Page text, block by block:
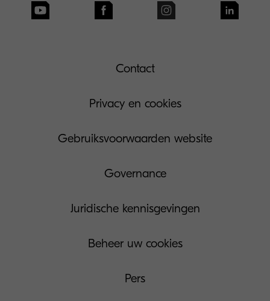
Contact
Privacy en cookies
Gebruiksvoorwaarden website
Governance
Juridische kennisgevingen
Beheer uw cookies
Pers